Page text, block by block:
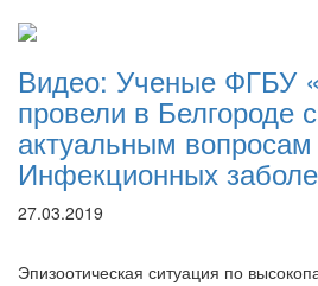
Видео: Ученые
провели в Белгороде
актуальным вопросам
Инфекционных
27.03.2019
Эпизоотическая ситуация по